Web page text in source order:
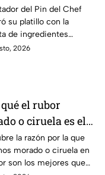
en la gala de
de
24/7
del Pin del Chef
su platillo con la
de ingredientes
que contenía erizo de
2026
el rubor
o ciruela es el
secreto para
las pieles
la razón por la que
morado o ciruela en
son los mejores que